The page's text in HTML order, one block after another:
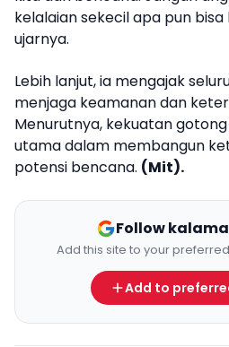
kelalaian sekecil apa pun
ujarnya.
Lebih lanjut, ia mengajak
menjaga keamanan dan
Menurutnya, kekuatan
utama dalam membangun
potensi bencana. (Mit).
Follow
Add this site to your
Add to